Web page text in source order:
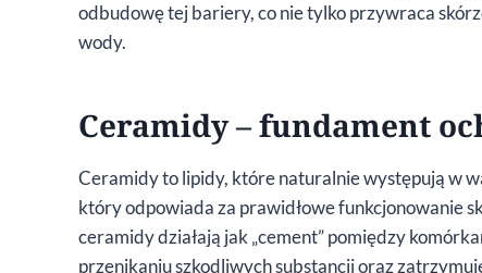
odbudowę tej bariery, co nie tylko przywraca
wody.
Ceramidy – fundament
Ceramidy to lipidy, które naturalnie występują w
który odpowiada za prawidłowe funkcjonowanie
ceramidy działają jak „cement” pomiędzy
przenikaniu szkodliwych substancji oraz